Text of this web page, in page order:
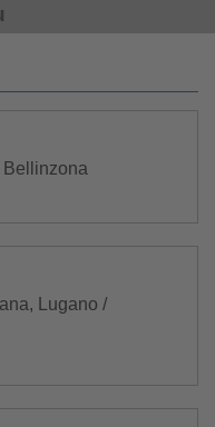
Bellinzona
Lugano /